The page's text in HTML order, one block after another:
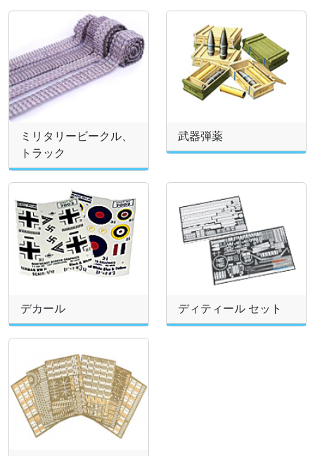
ミリタリービークル、
トラック
武器弾薬
デカール ディティール セット